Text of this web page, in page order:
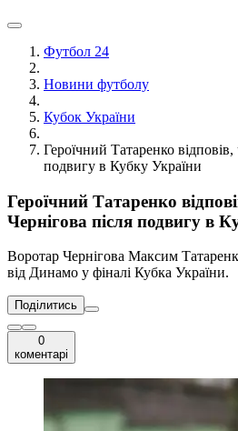
Футбол 24
Новини футболу
Кубок України
Героїчний Татаренко відповів,
подвигу в Кубку України
Героїчний Татаренко
Чернігова після подвигу в
Воротар Чернігова Максим
від Динамо у фіналі Кубка України.
Поділитись
0
коментарі